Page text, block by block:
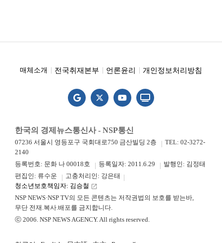
매체소개 전국취재본부 언론윤리 개인정보처리방침
한국의 경제뉴스통신사 - NSP통신
07236 서울시 영등포구 국회대로750 금산빌딩 2층
TEL: 02-3272-
2140
등록번호: 문화 나 00018호
등록일자: 2011.6.29
발행인: 김정태
편집인: 류수운
고충처리인: 강은태
청소년보호책임자: 김승철 launch
NSP NEWS·NSP TV의 모든 콘텐츠는 저작권법의 보호를 받는바,
무단 전재.복사.배포를 금지합니다.
ⓒ 2006. NSP NEWS AGENCY. All rights reserved.